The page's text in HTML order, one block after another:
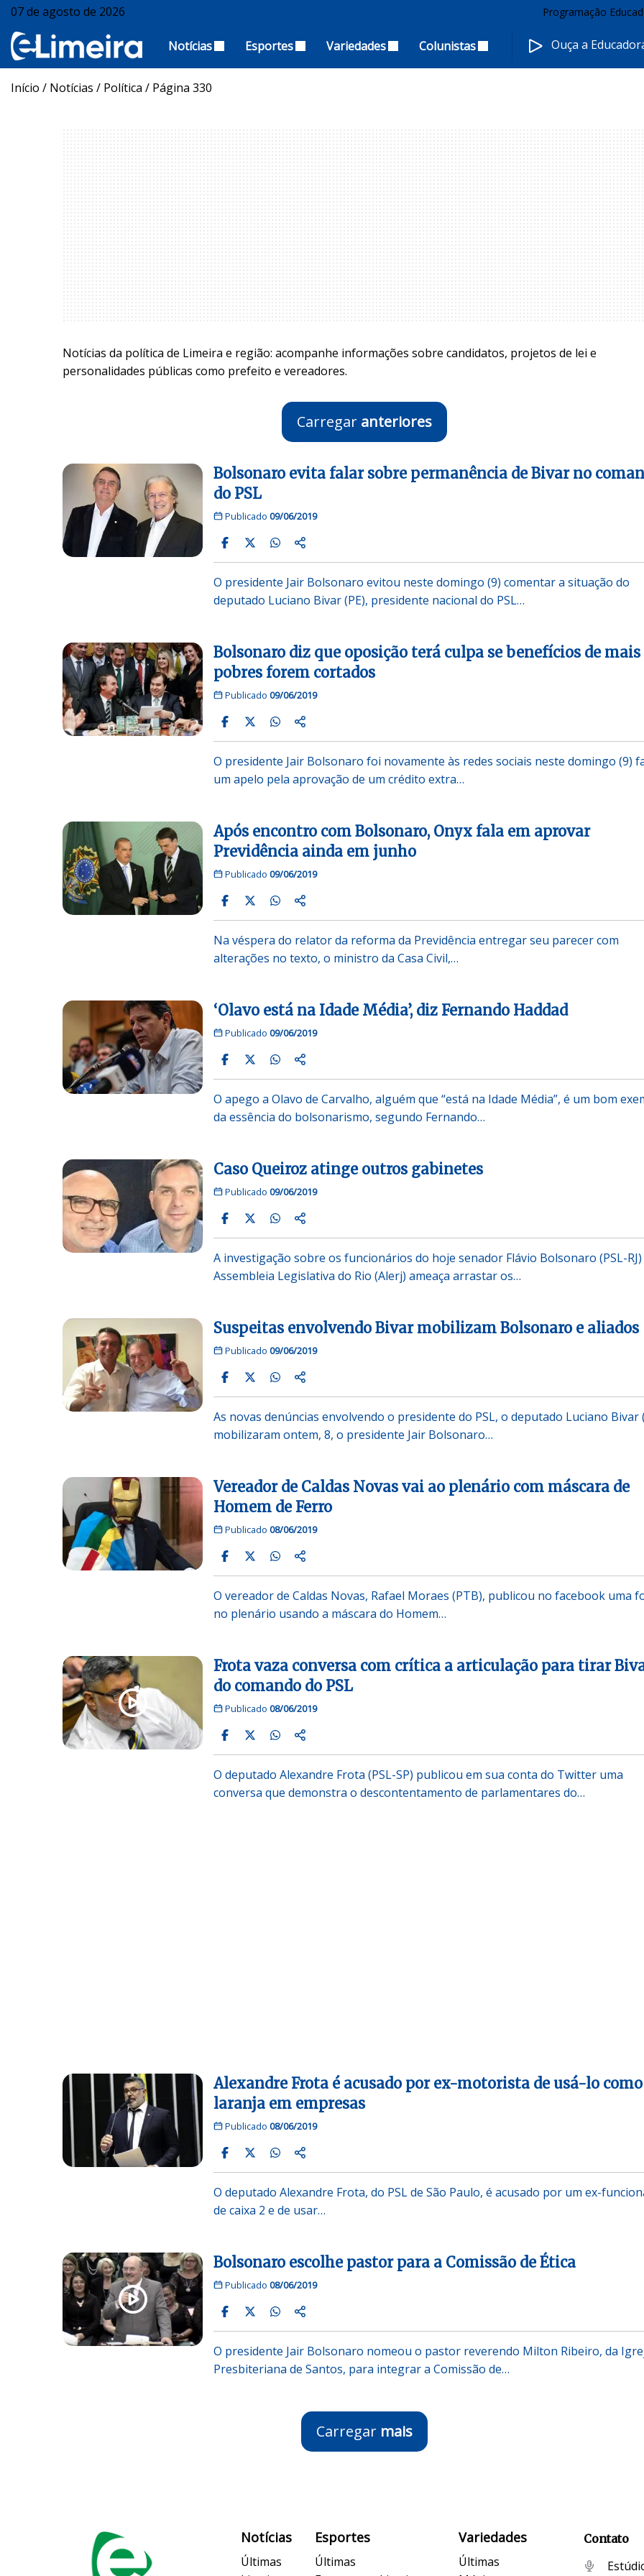
07 de agosto de 2026 Programação
Notícias Esportes Variedades Colunistas Ouça a
Início / Notícias / Política / Página 330
Notícias da política de Limeira e região: acompanhe informações sobre candidatos, projetos de lei e
personalidades públicas como prefeito e vereadores.
Carregar anteriores
Bolsonaro evita falar sobre permanência de Bivar no
do PSL
Publicado 09/06/2019
O presidente Jair Bolsonaro evitou neste domingo (9) comentar a situação do
deputado Luciano Bivar (PE), presidente nacional do PSL…
Bolsonaro diz que oposição terá culpa se benefícios de mais
pobres forem cortados
Publicado 09/06/2019
O presidente Jair Bolsonaro foi novamente às redes sociais neste domingo (9)
um apelo pela aprovação de um crédito extra…
Após encontro com Bolsonaro, Onyx fala em aprovar
Previdência ainda em junho
Publicado 09/06/2019
Na véspera do relator da reforma da Previdência entregar seu parecer com
alterações no texto, o ministro da Casa Civil,…
‘Olavo está na Idade Média’, diz Fernando Haddad
Publicado 09/06/2019
O apego a Olavo de Carvalho, alguém que “está na Idade Média”, é um bom
da essência do bolsonarismo, segundo Fernando…
Caso Queiroz atinge outros gabinetes
Publicado 09/06/2019
A investigação sobre os funcionários do hoje senador Flávio Bolsonaro (PSL-
Assembleia Legislativa do Rio (Alerj) ameaça arrastar os…
Suspeitas envolvendo Bivar mobilizam Bolsonaro e aliados
Publicado 09/06/2019
As novas denúncias envolvendo o presidente do PSL, o deputado Luciano Bivar
mobilizaram ontem, 8, o presidente Jair Bolsonaro…
Vereador de Caldas Novas vai ao plenário com máscara de
Homem de Ferro
Publicado 08/06/2019
O vereador de Caldas Novas, Rafael Moraes (PTB), publicou no facebook uma
no plenário usando a máscara do Homem…
Frota vaza conversa com crítica a articulação para tirar
do comando do PSL
Publicado 08/06/2019
O deputado Alexandre Frota (PSL-SP) publicou em sua conta do Twitter uma
conversa que demonstra o descontentamento de parlamentares do…
Alexandre Frota é acusado por ex-motorista de usá-lo como
laranja em empresas
Publicado 08/06/2019
O deputado Alexandre Frota, do PSL de São Paulo, é acusado por um ex-
de caixa 2 e de usar…
Bolsonaro escolhe pastor para a Comissão de Ética
Publicado 08/06/2019
O presidente Jair Bolsonaro nomeou o pastor reverendo Milton Ribeiro, da
Presbiteriana de Santos, para integrar a Comissão de…
Carregar mais
Notícias
Últimas
Esportes
Últimas
Variedades
Últimas
Contato